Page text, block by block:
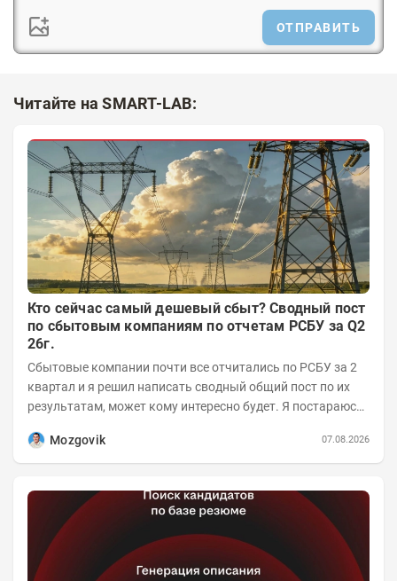
ОТПРАВИТЬ
Читайте на SMART-LAB:
Кто сейчас самый дешевый сбыт? Сводный пост
по сбытовым компаниям по отчетам РСБУ за Q2
26г.
Сбытовые компании почти все отчитались по РСБУ за 2
квартал и я решил написать сводный общий пост по их
результатам, может кому интересно будет. Я постараюсь
Mozgovik
07.08.2026